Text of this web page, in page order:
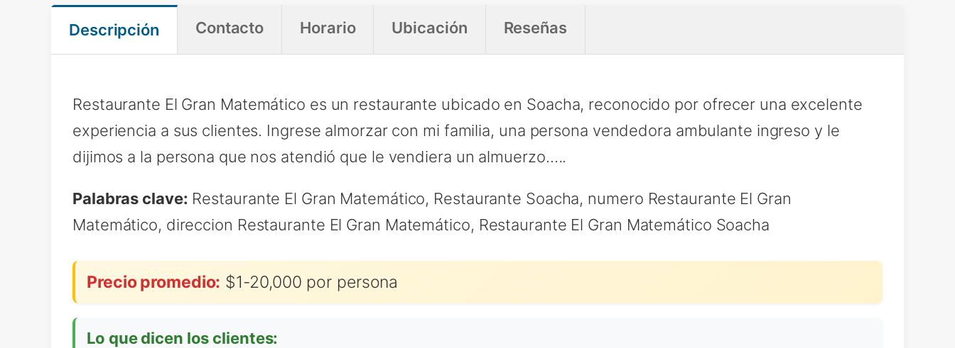
Descripción Contacto Horario Ubicación Reseñas
Restaurante El Gran Matemático es un restaurante ubicado en Soacha, reconocido por ofrecer una excelente
experiencia a sus clientes. Ingrese almorzar con mi familia, una persona vendedora ambulante ingreso y le
dijimos a la persona que nos atendió que le vendiera un almuerzo.….
Palabras clave: Restaurante El Gran Matemático, Restaurante Soacha, numero Restaurante El Gran
Matemático, direccion Restaurante El Gran Matemático, Restaurante El Gran Matemático Soacha
Precio promedio: $1-20,000 por persona
Lo que dicen los clientes: